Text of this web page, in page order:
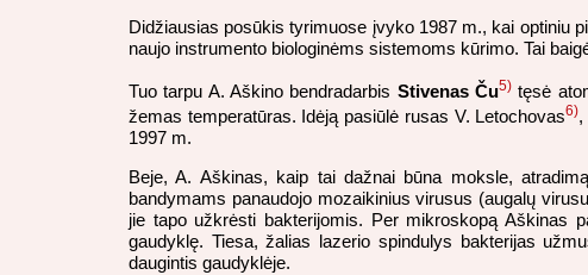
Didžiausias posūkis tyrimuose įvyko 1987 m., kai optiniu
naujo instrumento biologinėms sistemoms kūrimo. Tai
Tuo tarpu A. Aškino bendradarbis Stivenas Ču5)tęsė
žemas temperatūras. Idėją pasiūlė rusas V. Letochovas6),
1997 m.
Beje, A. Aškinas, kaip tai dažnai būna moksle,
bandymams panaudojo mozaikinius virusus (augalų
jie tapo užkrėsti bakterijomis. Per mikroskopą Aškinas
gaudyklę. Tiesa, žalias lazerio spindulys bakterijas
daugintis gaudyklėje.